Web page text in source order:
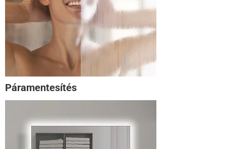
Páramentesítés